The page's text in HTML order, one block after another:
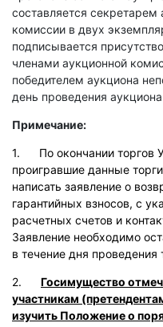
составляется секретарем
комиссии в двух
подписывается
членами аукционной
победителем аукциона
день проведения
Примечание:
1. По окончании торгов
проигравшие данные
написать заявление о
гарантийных взносов, с
расчетных счетов и
Заявление необходимо
в течение дня проведения
2. Госимущество
участникам
изучить Положение о